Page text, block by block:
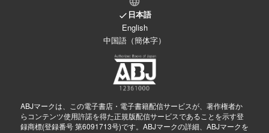
日本語
English
中国語（簡体字）
ABJマークは、この電子書店・電子書籍配信サービスが、著作権者か
らコンテンツ使用許諾を得た正規版配信サービスであることを示す登
録商標(登録番号 第6091713号)です。ABJマークの詳細、ABJマークを